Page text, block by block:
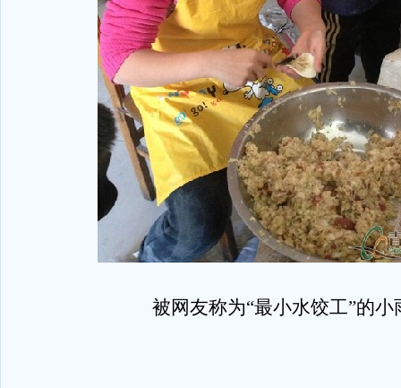
被网友称为“最小水饺工”的小